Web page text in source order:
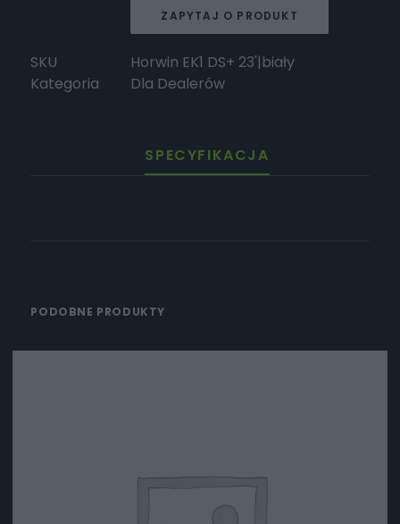
DS+
23'
ZAPYTAJ O PRODUKT
SKU
Horwin EK1 DS+ 23'|biały
Kategoria
Dla Dealerów
SPECYFIKACJA
PODOBNE PRODUKTY